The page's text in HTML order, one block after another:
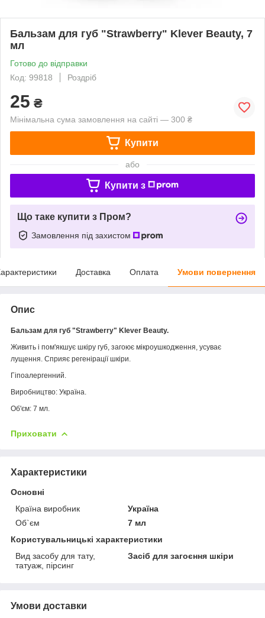
Бальзам для губ "Strawberry" Klever Beauty, 7
мл
Готово до відправки
Код: 99818
Роздріб
25 ₴
Мінімальна сума замовлення на сайті — 300 ₴
Купити
або
Купити з
Що таке купити з Пром?
Замовлення під захистом
Доставка Оплата Умови повернення
Опис
Бальзам для губ "Strawberry" Klever Beauty.
Живить і пом'якшує шкіру губ, загоює мікроушкодження, усуває
лущення. Сприяє регенірації шкіри.
Гіпоалергенний.
Виробництво: Україна.
Об'єм: 7 мл.
Приховати
Характеристики
Основні
Країна виробник
Україна
Об`єм
7 мл
Користувальницькі характеристики
Вид засобу для тату,
татуаж, пірсинг
Засіб для загоєння шкіри
Умови доставки